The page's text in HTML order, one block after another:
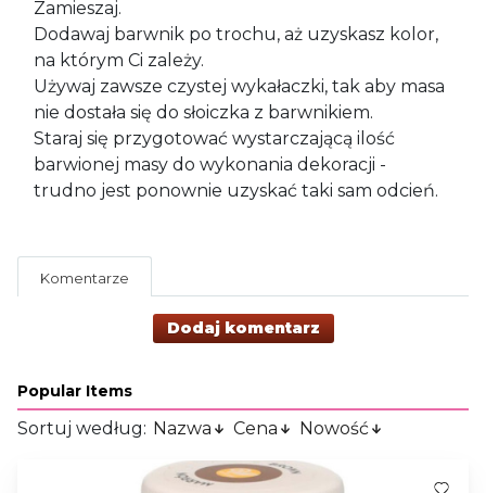
Zamieszaj.
Dodawaj barwnik po trochu, aż uzyskasz kolor,
na którym Ci zależy.
Używaj zawsze czystej wykałaczki, tak aby masa
nie dostała się do słoiczka z barwnikiem.
Staraj się przygotować wystarczającą ilość
barwionej masy do wykonania dekoracji -
trudno jest ponownie uzyskać taki sam odcień.
Komentarze
Dodaj komentarz
Popular Items
Sortuj według: Nazwa Cena Nowość